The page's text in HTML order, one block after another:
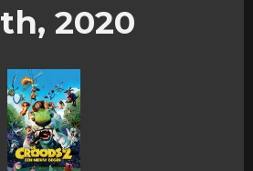
2020